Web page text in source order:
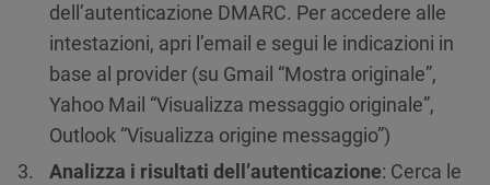
dell’autenticazione DMARC. Per accedere alle
intestazioni, apri l’email e segui le indicazioni in
base al provider (su Gmail “Mostra originale”,
Yahoo Mail “Visualizza messaggio originale”,
Outlook “Visualizza origine messaggio”)
Analizza i risultati dell’autenticazione: Cerca le